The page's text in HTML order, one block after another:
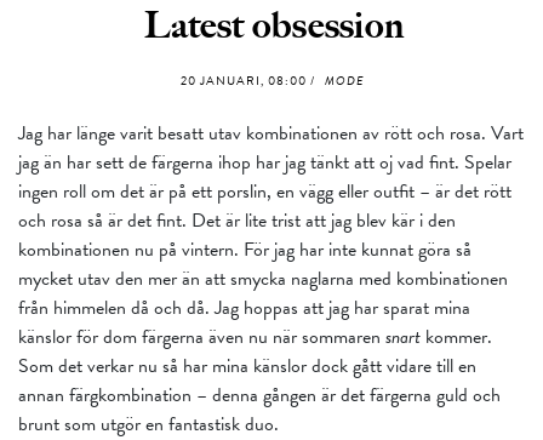
Latest obsession
20 JANUARI, 08:00 / MODE
Jag har länge varit besatt utav kombinationen av rött och rosa. Vart
jag än har sett de färgerna ihop har jag tänkt att oj vad fint. Spelar
ingen roll om det är på ett porslin, en vägg eller outfit – är det rött
och rosa så är det fint. Det är lite trist att jag blev kär i den
kombinationen nu på vintern. För jag har inte kunnat göra så
mycket utav den mer än att smycka naglarna med kombinationen
från himmelen då och då. Jag hoppas att jag har sparat mina
känslor för dom färgerna även nu när sommaren snart kommer.
Som det verkar nu så har mina känslor dock gått vidare till en
annan färgkombination – denna gången är det färgerna guld och
brunt som utgör en fantastisk duo.